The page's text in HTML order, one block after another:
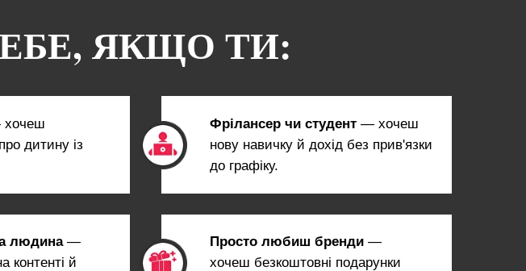
ЯКЩО ТИ:
Фрілансер чи студент — хочеш
нову навичку й дохід без прив'язки
до графіку.
дитину із
людина—
контенті й
Просто любиш бренди —
хочеш безкоштовні подарунки